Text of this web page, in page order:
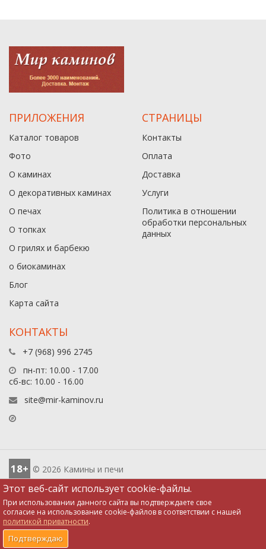
ПРИЛОЖЕНИЯ
Каталог товаров
Фото
О каминах
О декоративных каминах
О печах
О топках
О грилях и барбекю
о биокаминах
Блог
Карта сайта
СТРАНИЦЫ
Контакты
Оплата
Доставка
Услуги
Политика в отношении
обработки персональных
данныx
КОНТАКТЫ
+7 (968) 996 2745
пн-пт: 10.00 - 17.00
сб-вс: 10.00 - 16.00
site@mir-kaminov.ru
Этот веб-сайт использует cookie-файлы.
При использовании данного сайта вы подтверждаете свое
согласие на использование cookie-файлов в соответствии с нашей
политикой приватности.
Подтверждаю
18+ © 2026 Камины и печи